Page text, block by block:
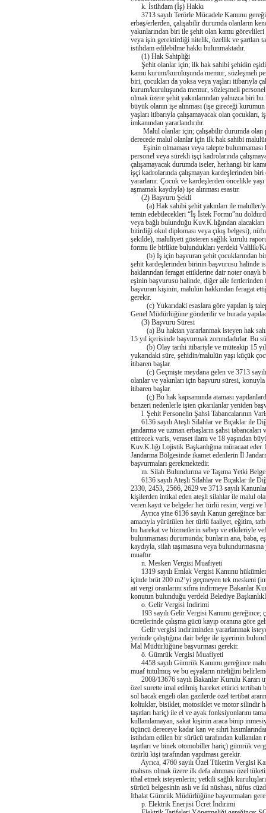
k. İstihdam (İş) Hakkı
3713 sayılı Terörle Mücadele Kanunu
erbaş/erlerden, çalışabilir durumda olanların
yakınlarından biri ile şehit olan kamu
veya işin gerektirdiği nitelik, özellik ve şartları
istihdam edilebilme hakkı bulunmaktadır.
(1) Hak Sahipliği
Şehit olanlar için; ilk hak sahibi şehidin
kamu kurum/kuruluşunda memur, sözleşmeli
biri, çocukları da yoksa veya yaşları itibarıyla
kurum/kuruluşunda memur, sözleşmeli
olmak üzere şehit yakınlarından yalnızca biri
büyük olanın işe alınması (işe gireceği kurumun
yaşları itibarıyla çalışamayacak olan çocukları,
imkanından yararlandırılır.
Malul olanlar için; çalışabilir durumda olan
derecede malul olanlar için ilk hak sahibi
Eşinin olmaması veya talepte
personel veya sürekli işçi kadrolarında
çalışamayacak durumda iseler, herhangi bir
işçi kadrolarında çalışmayan kardeşlerinden
yararlanır. Çocuk ve kardeşlerden öncelikle
aşmamak kaydıyla) işe alınması esastır.
(2) Başvuru Şekli
(a) Hak sahibi şehit yakınları ile maluller/
temin edebilecekleri “İş İstek Formu”nu
veya bağlı bulunduğu Kuv.K.lığından
bitirdiği okul diploması veya çıkış belgesi),
şekilde), maluliyeti gösteren sağlık kurulu
formu ile birlikte bulundukları yerdeki Valilik/
(b) İş için başvuran şehit çocuklarından
şehit kardeşlerinden birinin başvurusu halinde
haklarından feragat ettiklerine dair noter onaylı
eşinin başvurusu halinde, diğer aile fertlerinden
başvuran kişinin, malulün hakkından feragat
gerekir.
(c) Yukarıdaki esaslara göre yapılan iş
Genel Müdürlüğüne gönderilir ve burada
(3) Başvuru Süresi
(a) Bu haktan yararlanmak isteyen hak
15 yıl içerisinde başvurmak zorundadırlar. Bu
(b) Olay tarihi itibariyle ve müteakip 15 yıl
yukarıdaki süre, şehidin/malulün yaşı küçük
itibaren başlar.
(c) Geçmişte meydana gelen ve 3713 sayılı
olanlar ve yakınları için başvuru süresi,
itibaren başlar.
(ç) Bu hak kapsamında ataması
benzeri nedenlerle işten çıkarılanlar yeniden
l. Şehit Personelin Şahsi Tabancalarının
6136 sayılı Ateşli Silahlar ve Bıçaklar ile
jandarma ve uzman erbaşların şahsi
ettirecek varis, veraset ilamı ve 18 yaşından
Kuv.K.lığı Lojistik Başkanlığına müracaat
Jandarma Bölgesinde ikamet edenlerin İl
başvurmaları gerekmektedir.
m. Silah Bulundurma ve Taşıma Yetki
6136 sayılı Ateşli Silahlar ve Bıçaklar ile
2330, 2453, 2566, 2629 ve 3713 sayılı
kişilerden intikal eden ateşli silahlar ile malul
veren kayıt ve belgeler her türlü resim, vergi ve
Ayrıca yine 6136 sayılı Kanun gereğince
amacıyla yürütülen her türlü faaliyet, eğitim,
bu harekat ve hizmetlerin sebep ve etkileriyle
bulunmaması durumunda; bunların ana, baba,
kaydıyla, silah taşımasına veya
muaftır.
n. Mesken Vergisi Muafiyeti
1319 sayılı Emlak Vergisi Kanunu
içinde brüt 200 m2’yi geçmeyen tek meskeni
ait vergi oranlarını sıfıra indirmeye Bakanlar
konutun bulunduğu yerdeki Belediye
o. Gelir Vergisi İndirimi
193 sayılı Gelir Vergisi Kanunu gereğince;
ücretlerinde çalışma gücü kayıp oranına göre
Gelir vergisi indiriminden yararlanmak
yerinde çalıştığına dair belge ile işyerinin
Mal Müdürlüğüne başvurması gerekir.
ö. Gümrük Vergisi Muafiyeti
4458 sayılı Gümrük Kanunu gereğince
muaf tutulmuş ve bu eşyaların niteliğini
2008/13676 sayılı Bakanlar Kurulu Kararı
özel surette imal edilmiş hareket ettirici tertibatı
sol bacak engeli olan gazilerde özel tertibat
koltuklar, bisiklet, motosiklet ve motor silindir
taşıtları hariç) ile el ve ayak fonksiyonlarını
kullanılamayan, sakat kişinin araca binip
üçüncü dereceye kadar kan ve sıhri
istihdam edilen bir sürücü tarafından
taşıtları ve binek otomobiller hariç) gümrük
özürlü kişi tarafından yapılması gerekir.
Ayrıca, 4760 sayılı Özel Tüketim Vergisi
mahsus olmak üzere ilk defa alınması özel
ithal etmek isteyenlerin; yetkili sağlık
sürücü belgesinin aslı ve iki nüshası, nüfus
İthalat Gümrük Müdürlüğüne başvurmaları
p. Elektrik Enerjisi Ücret İndirimi